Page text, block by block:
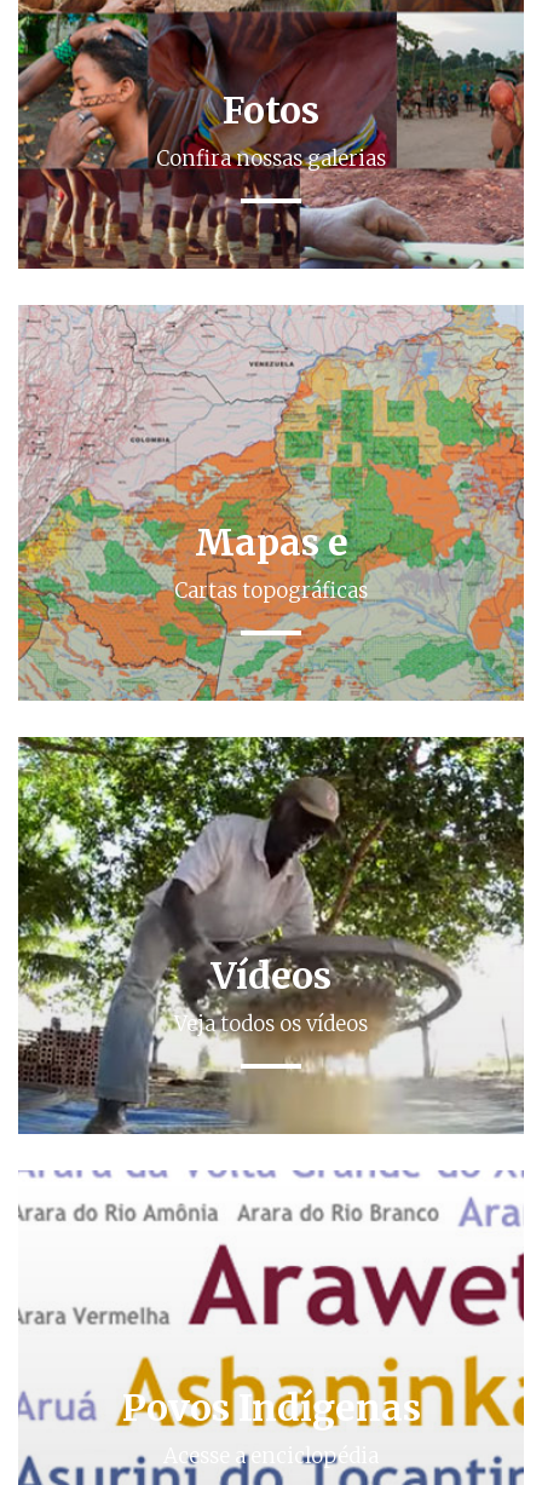
Fotos
Confira nossas galerias
Mapas e
Cartas topográficas
Vídeos
Veja todos os vídeos
Povos Indígenas
Acesse a enciclopédia